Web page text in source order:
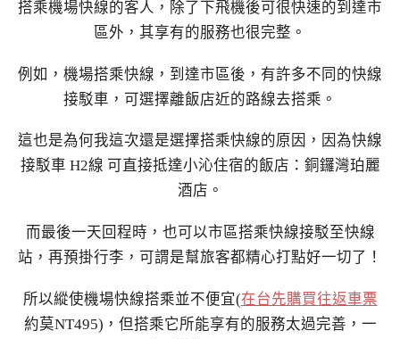
搭乘機場快線的客人，除了下飛機後可很快速的到達市
區外，其享有的服務也很完整。
例如，機場搭乘快線，到達市區後，有許多不同的快線
接駁車，可選擇離飯店近的路線去搭乘。
這也是為何我這次還是選擇搭乘快線的原因，因為快線
接駁車 H2線 可直接抵達小沁住宿的飯店：銅鑼灣珀麗
酒店。
而最後一天回程時，也可以市區搭乘快線接駁至快線
站，再預掛行李，可謂是幫旅客都精心打點好一切了！
所以縱使機場快線搭乘並不便宜(在台先購買往返車票
約莫NT495)，但搭乘它所能享有的服務太過完善，一